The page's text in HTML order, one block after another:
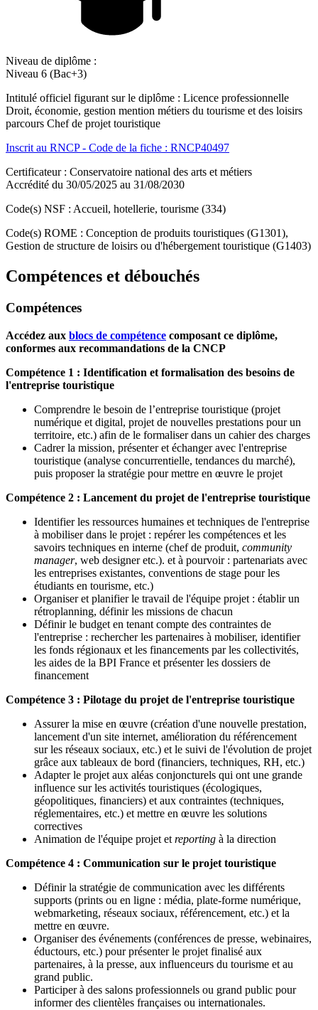
Niveau de diplôme :
Niveau 6 (Bac+3)
Intitulé officiel figurant sur le diplôme : Licence professionnelle
Droit, économie, gestion mention métiers du tourisme et des loisirs
parcours Chef de projet touristique
Inscrit au RNCP - Code de la fiche : RNCP40497
Certificateur : Conservatoire national des arts et métiers
Accrédité du 30/05/2025 au 31/08/2030
Code(s) NSF : Accueil, hotellerie, tourisme (334)
Code(s) ROME : Conception de produits touristiques (G1301),
Gestion de structure de loisirs ou d'hébergement touristique (G1403)
Compétences et débouchés
Compétences
Accédez aux blocs de compétence composant ce diplôme,
conformes aux recommandations de la CNCP
Compétence 1 : Identification et formalisation des besoins de
l'entreprise touristique
Comprendre le besoin de l’entreprise touristique (projet
numérique et digital, projet de nouvelles prestations pour un
territoire, etc.) afin de le formaliser dans un cahier des charges
Cadrer la mission, présenter et échanger avec l'entreprise
touristique (analyse concurrentielle, tendances du marché),
puis proposer la stratégie pour mettre en œuvre le projet
Compétence 2 : Lancement du projet de l'entreprise touristique
Identifier les ressources humaines et techniques de l'entreprise
à mobiliser dans le projet : repérer les compétences et les
savoirs techniques en interne (chef de produit, community
manager, web designer etc.). et à pourvoir : partenariats avec
les entreprises existantes, conventions de stage pour les
étudiants en tourisme, etc.)
Organiser et planifier le travail de l'équipe projet : établir un
rétroplanning, définir les missions de chacun
Définir le budget en tenant compte des contraintes de
l'entreprise : rechercher les partenaires à mobiliser, identifier
les fonds régionaux et les financements par les collectivités,
les aides de la BPI France et présenter les dossiers de
financement
Compétence 3 : Pilotage du projet de l'entreprise touristique
Assurer la mise en œuvre (création d'une nouvelle prestation,
lancement d'un site internet, amélioration du référencement
sur les réseaux sociaux, etc.) et le suivi de l'évolution de projet
grâce aux tableaux de bord (financiers, techniques, RH, etc.)
Adapter le projet aux aléas conjoncturels qui ont une grande
influence sur les activités touristiques (écologiques,
géopolitiques, financiers) et aux contraintes (techniques,
réglementaires, etc.) et mettre en œuvre les solutions
correctives
Animation de l'équipe projet et reporting à la direction
Compétence 4 : Communication sur le projet touristique
Définir la stratégie de communication avec les différents
supports (prints ou en ligne : média, plate-forme numérique,
webmarketing, réseaux sociaux, référencement, etc.) et la
mettre en œuvre.
Organiser des événements (conférences de presse, webinaires,
éductours, etc.) pour présenter le projet finalisé aux
partenaires, à la presse, aux influenceurs du tourisme et au
grand public.
Participer à des salons professionnels ou grand public pour
informer des clientèles françaises ou internationales.